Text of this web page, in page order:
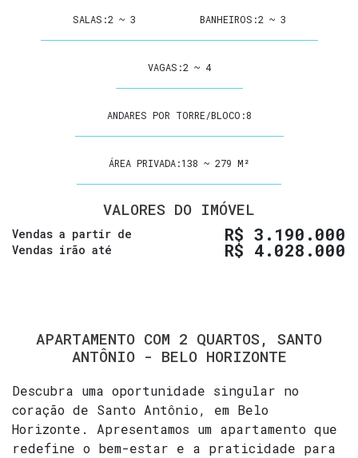
SALAS:2 ~ 3 BANHEIROS:2 ~ 3
VAGAS:2 ~ 4
ANDARES POR TORRE/BLOCO:8
ÁREA PRIVADA:138 ~ 279 M²
VALORES DO IMÓVEL
R$ 3.190.000
Vendas a partir de
R$ 4.028.000
Vendas irão até
APARTAMENTO COM 2 QUARTOS, SANTO
ANTÔNIO - BELO HORIZONTE
Descubra uma oportunidade singular no
coração de Santo Antônio, em Belo
Horizonte. Apresentamos um apartamento que
redefine o bem-estar e a praticidade para